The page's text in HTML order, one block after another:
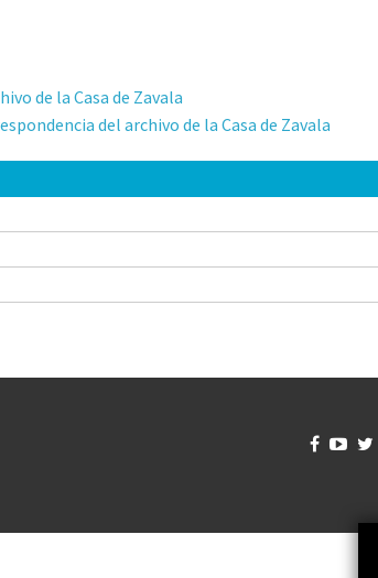
de la Casa de Zavala
del archivo de la Casa de Zavala
  